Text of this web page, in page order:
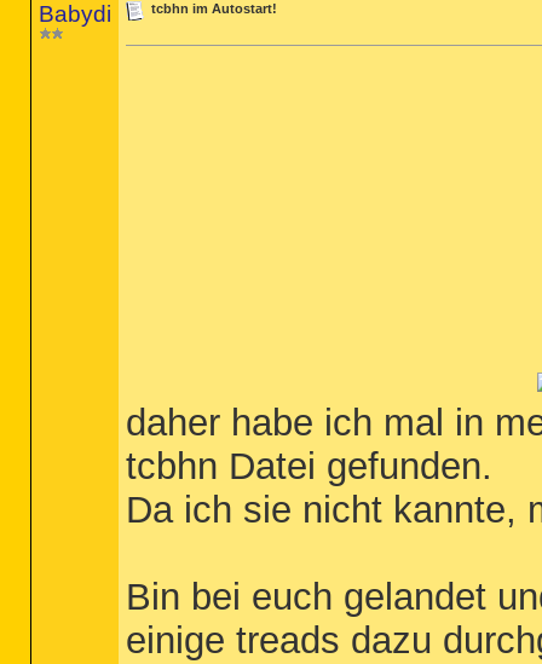
Babydi tcbhn im Autostart!
daher habe ich mal in
tcbhn Datei gefunden.
Da ich sie nicht kannte,
Bin bei euch gelandet
einige treads dazu